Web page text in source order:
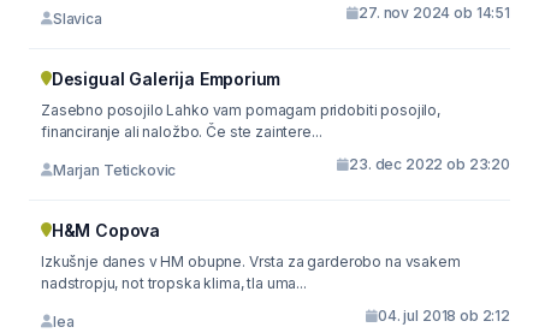
Slavica 27. nov 2024 ob 14:51
Desigual Galerija Emporium
Zasebno posojilo Lahko vam pomagam pridobiti posojilo,
financiranje ali naložbo. Če ste zaintere...
Marjan Tetickovic 23. dec 2022 ob 23:20
H&M Copova
Izkušnje danes v HM obupne. Vrsta za garderobo na vsakem
nadstropju, not tropska klima, tla uma...
lea 04. jul 2018 ob 2:12